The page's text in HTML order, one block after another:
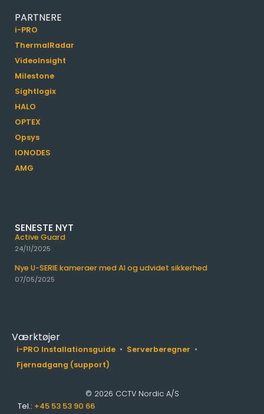
PARTNERE
i-PRO
ThermalRadar
VideoInsight
Milestone
Sightlogix
HALO
OPTEX
Opsys
IONODES
AMG
SENESTE NYT
Active Guard
24/11/2025
Nye U-SERIE kameraer med AI og udvidet sikkerhed
07/05/2025
Værktøjer
i-PRO Installationsguide
Serverberegner
Fjernadgang (support)
© 2026 CCTV Nordic A/S
Tel.: +45 53 53 90 66